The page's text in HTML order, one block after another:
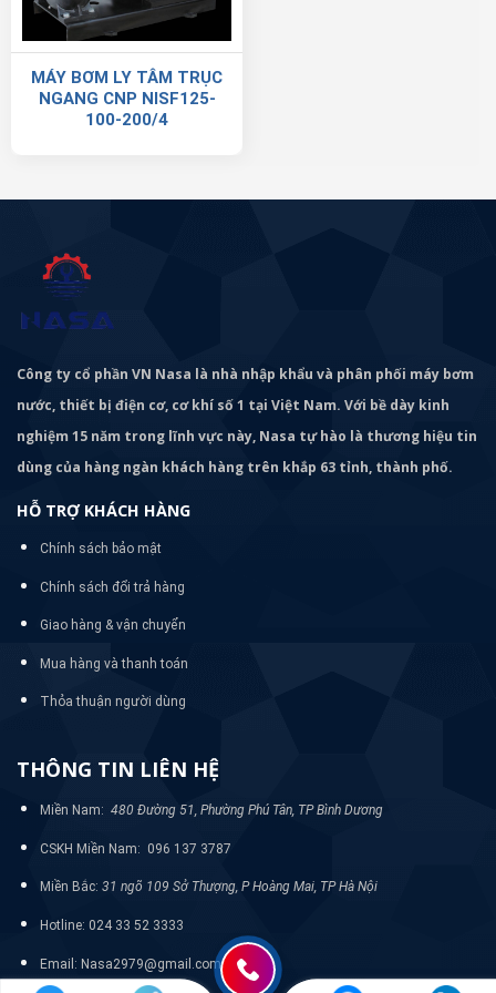
MÁY BƠM LY TÂM TRỤC
NGANG CNP NISF125-
100-200/4
Công ty cổ phần VN Nasa là nhà nhập khẩu và phân phối máy bơm
nước, thiết bị điện cơ, cơ khí số 1 tại Việt Nam. Với bề dày kinh
nghiệm 15 năm trong lĩnh vực này, Nasa tự hào là thương hiệu tin
dùng của hàng ngàn khách hàng trên khắp 63 tỉnh, thành phố.
HỖ TRỢ KHÁCH HÀNG
Chính sách bảo mật
Chính sách đổi trả hàng
Giao hàng & vận chuyển
Mua hàng và thanh toán
Thỏa thuận người dùng
THÔNG TIN LIÊN HỆ
Miền Nam: 480 Đường 51, Phường Phú Tân, TP Bình Dương
CSKH Miền Nam: 096 137 3787
Miền Bắc: 31 ngõ 109 Sở Thượng, P Hoàng Mai, TP Hà Nội
Hotline: 024 33 52 3333
Email: Nasa2979@gmail.com